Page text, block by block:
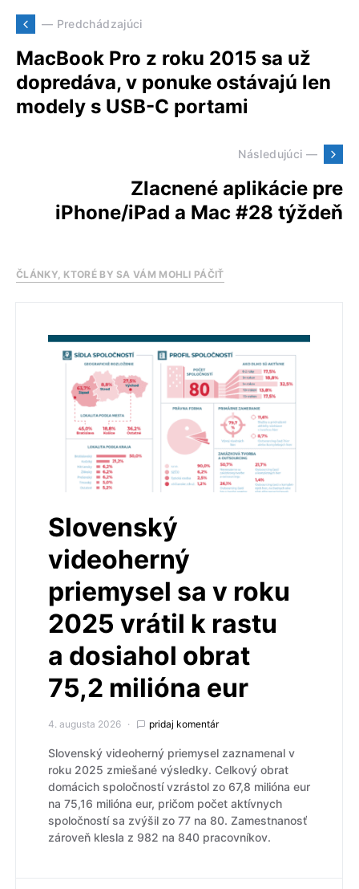
— Predchádzajúci
MacBook Pro z roku 2015 sa už
dopredáva, v ponuke ostávajú len
modely s USB-C portami
Následujúci —
Zlacnené aplikácie pre
iPhone/iPad a Mac #28 týždeň
ČLÁNKY, KTORÉ BY SA VÁM MOHLI PÁČIŤ
Slovenský
videoherný
priemysel sa v roku
2025 vrátil k rastu
a dosiahol obrat
75,2 milióna eur
4. augusta 2026 pridaj komentár
Slovenský videoherný priemysel zaznamenal v
roku 2025 zmiešané výsledky. Celkový obrat
domácich spoločností vzrástol zo 67,8 milióna eur
na 75,16 milióna eur, pričom počet aktívnych
spoločností sa zvýšil zo 77 na 80. Zamestnanosť
zároveň klesla z 982 na 840 pracovníkov.